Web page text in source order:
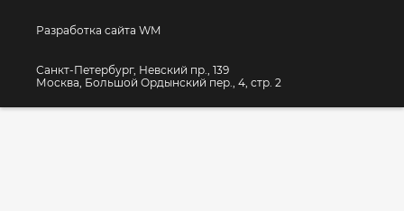
Разработка сайта WM
Санкт-Петербург, Невский пр., 139
Москва, Большой Ордынский пер., 4, стр. 2